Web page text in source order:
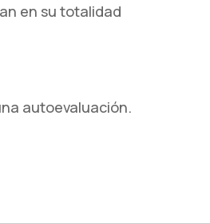
en su totalidad
autoevaluación.